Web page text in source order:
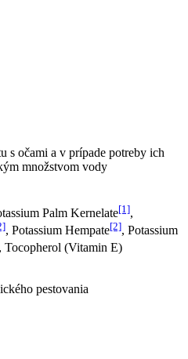
s očami a v prípade potreby ich
množstvom vody
Palm Kernelate[1],
, Potassium Hempate[2], Potassium
Tocopherol (Vitamin E)
pestovania